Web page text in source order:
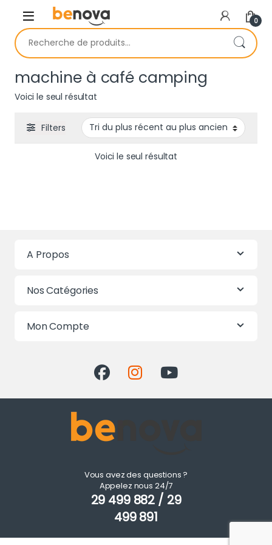
Skip to navigation
Skip to content
0
Recherche pour :
machine à café camping
Voici le seul résultat
Filters
Voici le seul résultat
A Propos
Nos Catégories
Mon Compte
Vous avez des questions ?
Appelez nous 24/7
29 499 882 / 29
499 891